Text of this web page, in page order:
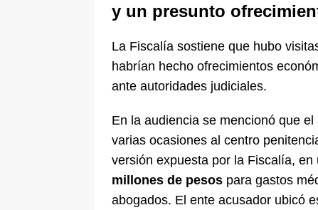
y un presunto
La Fiscalía sostiene que hubo
habrían hecho ofrecimientos
ante autoridades judiciales.
En la audiencia se mencionó que el
varias ocasiones al centro
versión expuesta por la Fiscalía,
millones de pesos para gastos
abogados. El ente acusador ubicó